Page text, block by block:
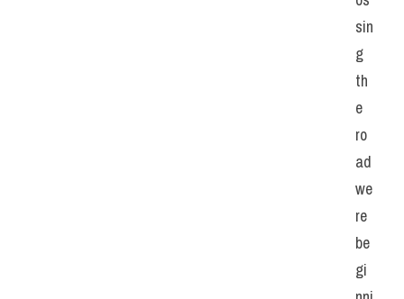
sin
g
th
e
ro
ad
we
re
be
gi